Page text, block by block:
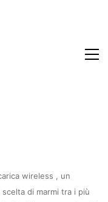
wireless , un
di marmi tra i più